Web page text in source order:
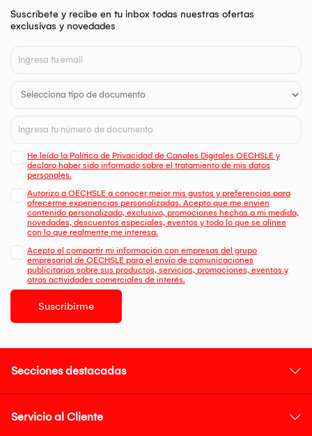
Suscríbete y recibe en tu inbox todas nuestras ofertas
exclusivas y novedades
He leído la Política de Privacidad de Canales Digitales OECHSLE y
declaro haber sido informado sobre el tratamiento de mis datos
personales.
Autorizo a OECHSLE a conocer mejor mis gustos y preferencias para
ofrecerme experiencias personalizadas. Acepto que me envien
contenido personalizado, exclusivo, promociones hechas a mi medida,
novedades, descuentos especiales, eventos y todo lo que se alinee
con lo que realmente me interesa.
Acepto el compartir mi información con empresas del grupo
empresarial de OECHSLE para el envío de comunicaciones
publicitarias sobre sus productos, servicios, promociones, eventos y
otras actividades comerciales de interés.
Suscribirme
Secciones destacadas
Servicio al Cliente